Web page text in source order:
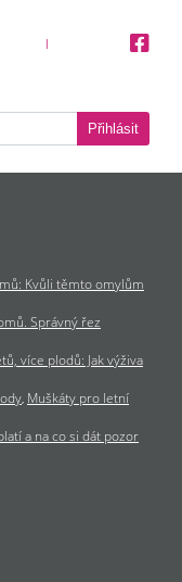
|
Přihlásit
Kvůli těmto omylům
Správný řez
více plodů: Jak výživa
Muškáty pro letní
a na co si dát pozor